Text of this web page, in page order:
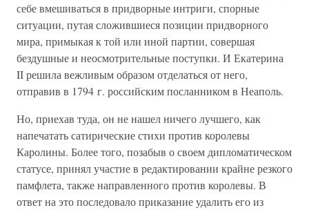
себе вмешиваться в придворные интриги, спорные
ситуации, путая сложившиеся позиции придворного
мира, примыкая к той или иной партии, совершая
бездушные и неосмотрительные поступки. И Екатерина
II решила вежливым образом отделаться от него,
отправив в 1794 г. российским посланником в Неаполь.
Но, приехав туда, он не нашел ничего лучшего, как
напечатать сатирические стихи против королевы
Каролины. Более того, позабыв о своем дипломатическом
статусе, принял участие в редактировании крайне резкого
памфлета, также направленного против королевы. В
ответ на это последовало приказание удалить его из